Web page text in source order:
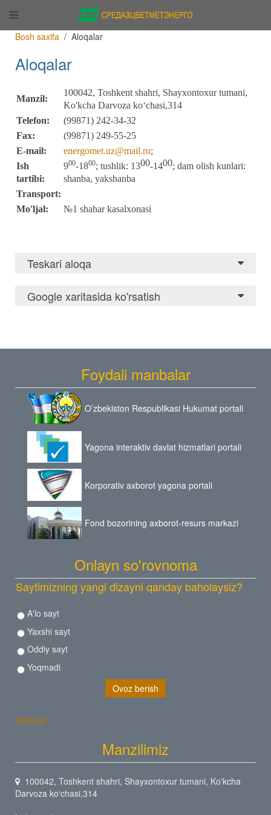
Bosh saxifa Aloqalar
Aloqalar
Manzil:
100042, Toshkent shahri, Shayxontoxur tumani,
Ko'kcha Darvoza ko‘chasi,314
Telefon:
(99871) 242-34-32
Fax:
(99871) 249-55-25
E-mail:
energomet.uz@mail.ru;
Ish
tartibi:
900-1800; tushlik: 1300-1400; dam olish kunlari:
shanba, yakshanba
Transport:
Mo'ljal:
№1 shahar kasalxonasi
Teskari aloqa
Mavzu:
Savol matni
(*):
Kodni
kiriting:
vpofjkpt
Spamdan
Google xaritasida ko'rsatish
Foydali manbalar
O’zbekiston Respublikasi Hukumat portali
Yagona interaktiv davlat hizmatlari portali
Korporativ axborot yagona portali
Fond bozorining axborot-resurs markazi
Onlayn so'rovnoma
Saytimizning yangi dizayni qanday baholaysiz?
A'lo sayt
Yaxshi sayt
Oddiy sayt
Yoqmadi
Natijalar
Manzilimiz
100042, Toshkent shahri, Shayxontoxur tumani, Ko'kcha
Darvoza ko‘chasi,314